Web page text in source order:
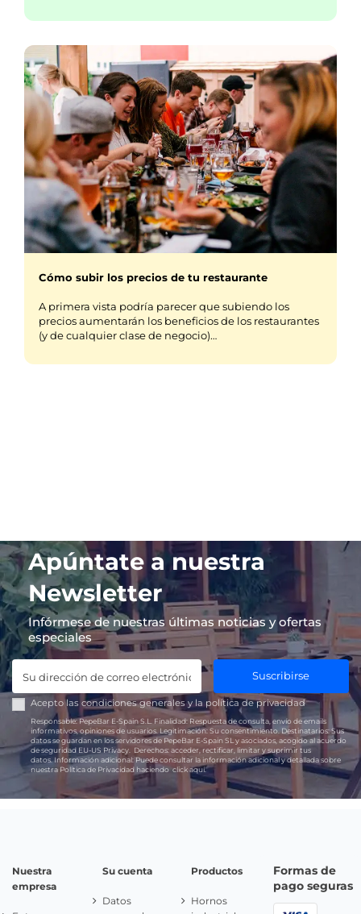
Cómo subir los precios de tu restaurante
A primera vista podría parecer que subiendo los
precios aumentarán los beneficios de los restaurantes
(y de cualquier clase de negocio)…
Apúntate a nuestra
Newsletter
Infórmese de nuestras últimas noticias y ofertas
especiales
Suscribirse
Acepto las condiciones generales y lapolítica de privacidad
Responsable:PepeBar E-Spain S.L. Finalidad: Respuesta de consulta, envío de emails
informativos, opiniones de usuarios. Legitimación: Su consentimiento. Destinatarios:Sus
datos se guardan en los servidores de PepeBar E-Spain SL y asociados, acogido al acuerdo
de seguridad EU-US Privacy.
Derechos: acceder, rectificar, limitar y suprimir tus
datos.Información adicional:Puede consultar la información adicional y detallada sobre
nuestra Política de Privacidad haciendoclick aquí.
Nuestra
empresa
Su cuenta
Datos
Productos
Hornos
Formas de
pago seguras